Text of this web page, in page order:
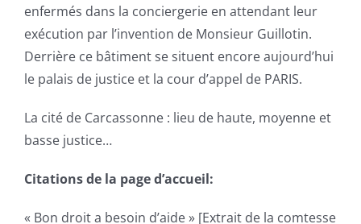
Domaine d’intervention
Recrutement
enfermés dans la conciergerie en attendant leur
exécution par l’invention de Monsieur Guillotin.
Derrière ce bâtiment se situent encore aujourd’hui
le palais de justice et la cour d’appel de PARIS.
La cité de Carcassonne : lieu de haute, moyenne et
basse justice…
Citations de la page d’accueil:
« Bon droit a besoin d’aide » [Extrait de la comtesse